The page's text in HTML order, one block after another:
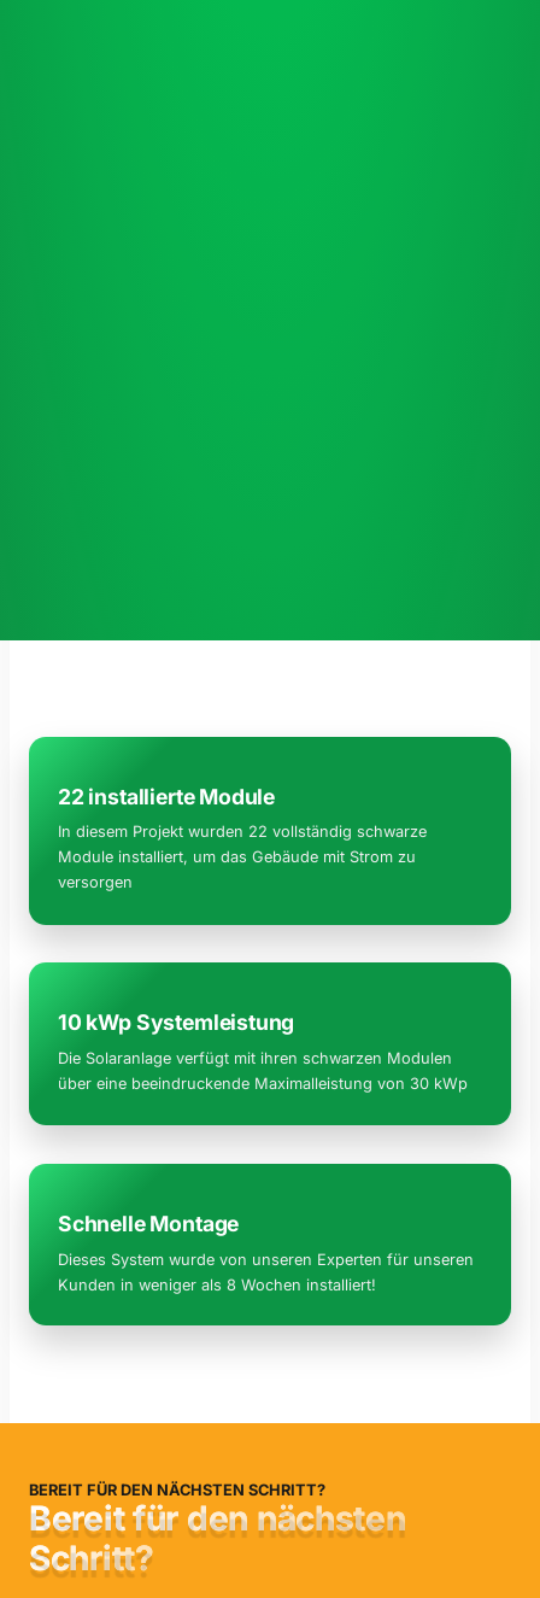
22 installierte Module
In diesem Projekt wurden 22 vollständig schwarze
Module installiert, um das Gebäude mit Strom zu
versorgen
10 kWp Systemleistung
Die Solaranlage verfügt mit ihren schwarzen Modulen
über eine beeindruckende Maximalleistung von 30 kWp
Schnelle Montage
Dieses System wurde von unseren Experten für unseren
Kunden in weniger als 8 Wochen installiert!
BEREIT FÜR DEN NÄCHSTEN SCHRITT?
Bereit für den nächsten
Schritt?